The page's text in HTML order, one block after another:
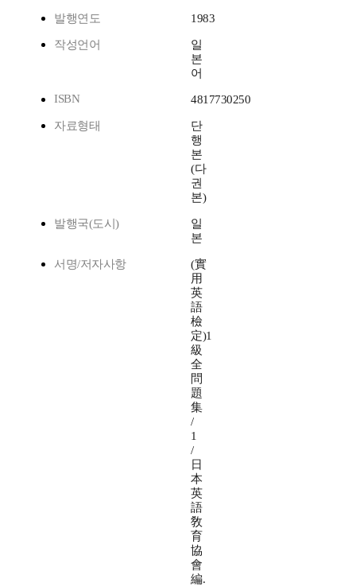
발행연도 1983
작성언어
일
본
어
ISBN
4817730250
자료형태
단
행
본
(다
권
본)
발행국(도시)
일
본
서명/저자사항
(實
用
英
語
檢
定)1
級
全
問
題
集
/
1
/
日
本
英
語
敎
育
協
會
編.